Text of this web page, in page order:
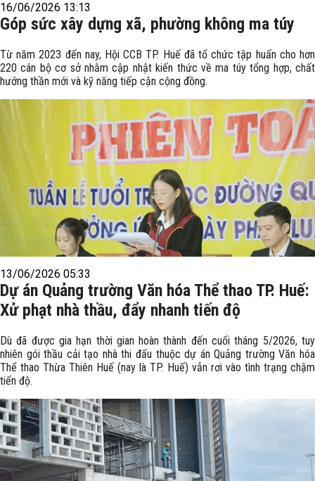
16/06/2026 13:13
Góp sức xây dựng xã, phường không ma túy
Từ năm 2023 đến nay, Hội CCB TP. Huế đã tổ chức tập huấn cho hơn
220 cán bộ cơ sở nhằm cập nhật kiến thức về ma túy tổng hợp, chất
hướng thần mới và kỹ năng tiếp cận cộng đồng.
13/06/2026 05:33
Dự án Quảng trường Văn hóa Thể thao TP. Huế:
Xử phạt nhà thầu, đẩy nhanh tiến độ
Dù đã được gia hạn thời gian hoàn thành đến cuối tháng 5/2026, tuy
nhiên gói thầu cải tạo nhà thi đấu thuộc dự án Quảng trường Văn hóa
Thể thao Thừa Thiên Huế (nay là TP. Huế) vẫn rơi vào tình trạng chậm
tiến độ.